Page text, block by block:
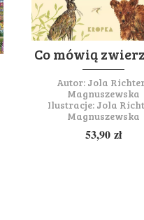
Co mówią
Autor: Jola
Magnuszewska
Ilustracje: Jola
Magnuszewska
53,90 zł